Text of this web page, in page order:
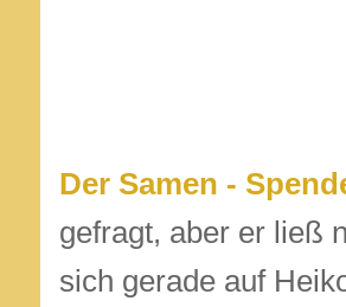
Der Samen -
gefragt, aber er ließ
sich gerade auf